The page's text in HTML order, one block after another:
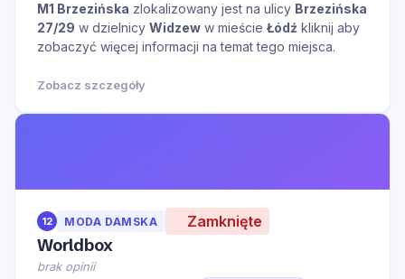
M1 Brzezińska zlokalizowany jest na ulicy Brzezińska
27/29 w dzielnicy Widzew w mieście Łódź kliknij aby
zobaczyć więcej informacji na temat tego miejsca.
Zobacz szczegóły
12 MODA DAMSKA Zamknięte
Worldbox
brak opinii